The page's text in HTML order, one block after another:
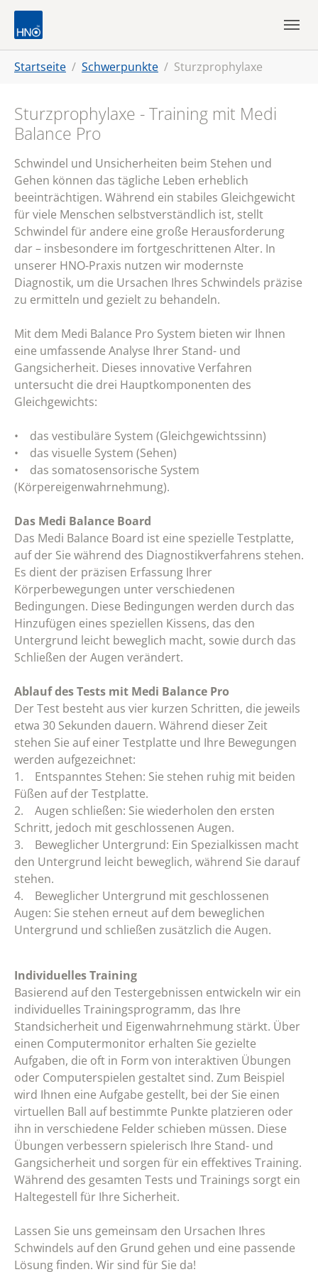
Skip to main navigation
Zum Hauptinhalt springen
Skip to page footer
Startseite Schwerpunkte Sturzprophylaxe
Sturzprophylaxe - Training mit Medi
Balance Pro
Schwindel und Unsicherheiten beim Stehen und
Gehen können das tägliche Leben erheblich
beeinträchtigen. Während ein stabiles Gleichgewicht
für viele Menschen selbstverständlich ist, stellt
Schwindel für andere eine große Herausforderung
dar – insbesondere im fortgeschrittenen Alter. In
unserer HNO-Praxis nutzen wir modernste
Diagnostik, um die Ursachen Ihres Schwindels präzise
zu ermitteln und gezielt zu behandeln.
Mit dem Medi Balance Pro System bieten wir Ihnen
eine umfassende Analyse Ihrer Stand- und
Gangsicherheit. Dieses innovative Verfahren
untersucht die drei Hauptkomponenten des
Gleichgewichts:
• das vestibuläre System (Gleichgewichtssinn)
• das visuelle System (Sehen)
• das somatosensorische System
(Körpereigenwahrnehmung).
Das Medi Balance Board
Das Medi Balance Board ist eine spezielle Testplatte,
auf der Sie während des Diagnostikverfahrens stehen.
Es dient der präzisen Erfassung Ihrer
Körperbewegungen unter verschiedenen
Bedingungen. Diese Bedingungen werden durch das
Hinzufügen eines speziellen Kissens, das den
Untergrund leicht beweglich macht, sowie durch das
Schließen der Augen verändert.
Ablauf des Tests mit Medi Balance Pro
Der Test besteht aus vier kurzen Schritten, die jeweils
etwa 30 Sekunden dauern. Während dieser Zeit
stehen Sie auf einer Testplatte und Ihre Bewegungen
werden aufgezeichnet:
1. Entspanntes Stehen: Sie stehen ruhig mit beiden
Füßen auf der Testplatte.
2. Augen schließen: Sie wiederholen den ersten
Schritt, jedoch mit geschlossenen Augen.
3. Beweglicher Untergrund: Ein Spezialkissen macht
den Untergrund leicht beweglich, während Sie darauf
stehen.
4. Beweglicher Untergrund mit geschlossenen
Augen: Sie stehen erneut auf dem beweglichen
Untergrund und schließen zusätzlich die Augen.
Individuelles Training
Basierend auf den Testergebnissen entwickeln wir ein
individuelles Trainingsprogramm, das Ihre
Standsicherheit und Eigenwahrnehmung stärkt. Über
einen Computermonitor erhalten Sie gezielte
Aufgaben, die oft in Form von interaktiven Übungen
oder Computerspielen gestaltet sind. Zum Beispiel
wird Ihnen eine Aufgabe gestellt, bei der Sie einen
virtuellen Ball auf bestimmte Punkte platzieren oder
ihn in verschiedene Felder schieben müssen. Diese
Übungen verbessern spielerisch Ihre Stand- und
Gangsicherheit und sorgen für ein effektives Training.
Während des gesamten Tests und Trainings sorgt ein
Haltegestell für Ihre Sicherheit.
Lassen Sie uns gemeinsam den Ursachen Ihres
Schwindels auf den Grund gehen und eine passende
Lösung finden. Wir sind für Sie da!